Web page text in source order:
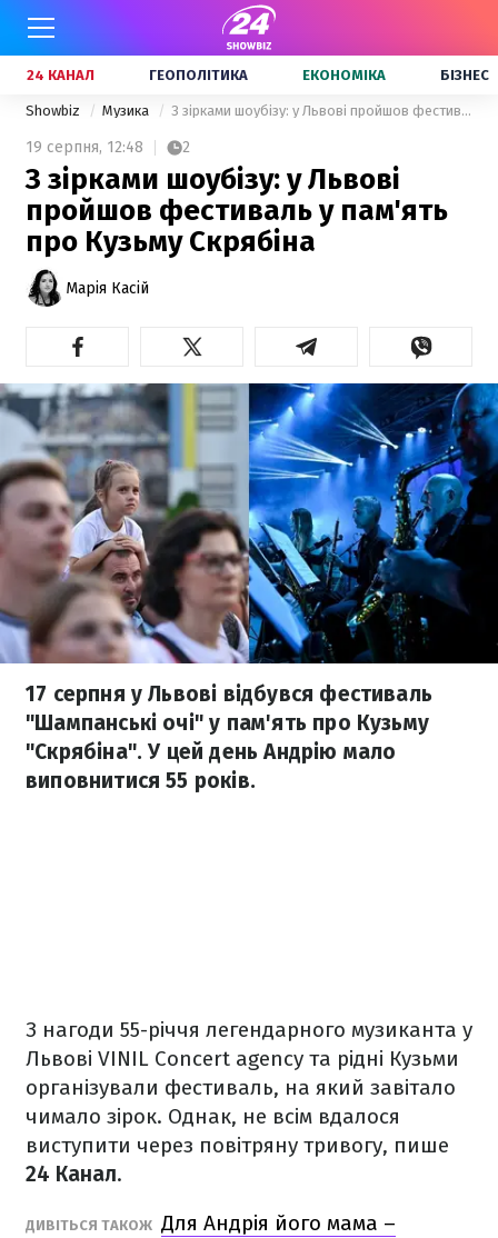
24 КАНАЛ ГЕОПОЛІТИКА ЕКОНОМІКА БІЗНЕС
Showbiz Музика З зірками шоубізу: у Львові пройшов фестиваль у пам'ять про Кузьму Скрябіна
19 серпня, 12:48 2
З зірками шоубізу: у Львові
пройшов фестиваль у пам'ять
про Кузьму Скрябіна
Марія Касій
17 серпня у Львові відбувся фестиваль
"Шампанські очі" у пам'ять про Кузьму
"Скрябіна". У цей день Андрію мало
виповнитися 55 років.
З нагоди 55-річчя легендарного музиканта у
Львові VINIL Concert agency та рідні Кузьми
організували фестиваль, на який завітало
чимало зірок. Однак, не всім вдалося
виступити через повітряну тривогу, пише
24 Канал.
ДИВІТЬСЯ ТАКОЖ Для Андрія його мама –